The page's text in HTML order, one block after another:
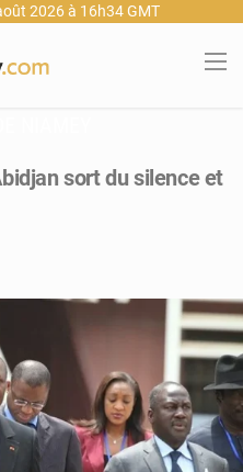
2026 à 16h34 GMT
sort du silence et